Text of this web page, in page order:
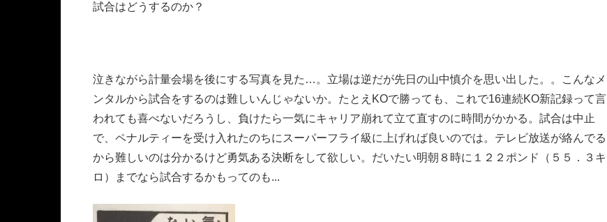
試合はどうするのか？
泣きながら計量会場を後にする写真を見た…。立場は逆だが先日の山中慎介を思い出した。。こんなメ
ンタルから試合をするのは難しいんじゃないか。たとえKOで勝っても、これで16連続KO新記録って言
われても喜べないだろうし、負けたら一気にキャリア崩れて立て直すのに時間がかかる。試合は中止
で、ペナルティーを受け入れたのちにスーパーフライ級に上げれば良いのでは。テレビ放送が絡んでる
から難しいのは分かるけど勇気ある決断をして欲しい。だいたい明朝８時に１２２ポンド（５５．３キ
ロ）までなら試合するかもってのも...